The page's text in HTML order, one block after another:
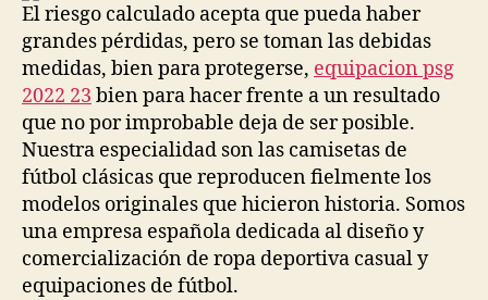
El riesgo calculado acepta que pueda haber
grandes pérdidas, pero se toman las debidas
medidas, bien para protegerse, equipacion psg
2022 23 bien para hacer frente a un resultado
que no por improbable deja de ser posible.
Nuestra especialidad son las camisetas de
fútbol clásicas que reproducen fielmente los
modelos originales que hicieron historia. Somos
una empresa española dedicada al diseño y
comercialización de ropa deportiva casual y
equipaciones de fútbol.